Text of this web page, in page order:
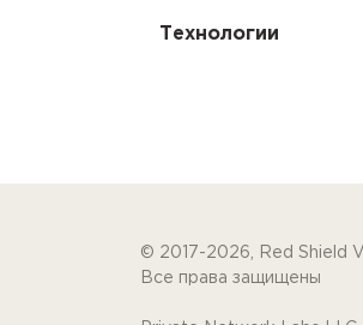
Технологии
© 2017-2026, Red Shield
Все права защищены